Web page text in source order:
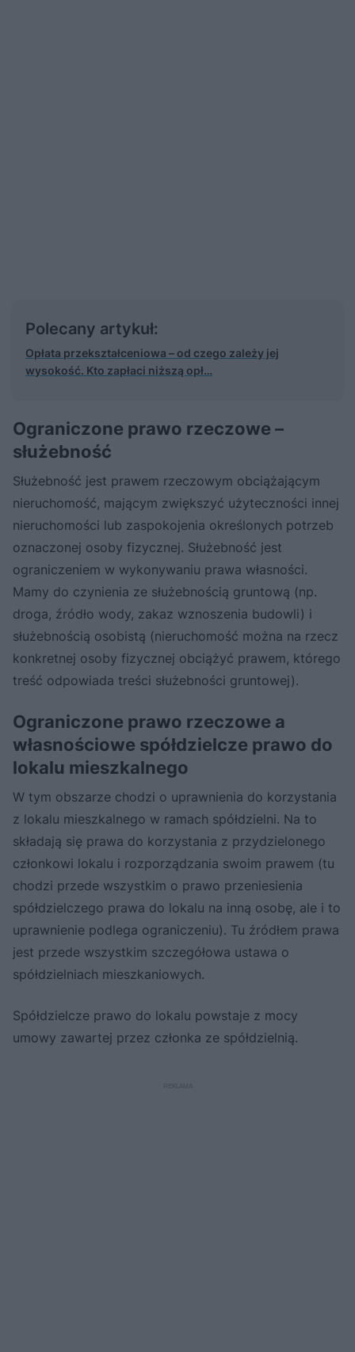
Polecany artykuł:
Opłata przekształceniowa – od czego zależy jej
wysokość. Kto zapłaci niższą opł…
Ograniczone prawo rzeczowe –
służebność
Służebność jest prawem rzeczowym obciążającym
nieruchomość, mającym zwiększyć użyteczności innej
nieruchomości lub zaspokojenia określonych potrzeb
oznaczonej osoby fizycznej. Służebność jest
ograniczeniem w wykonywaniu prawa własności.
Mamy do czynienia ze służebnością gruntową (np.
droga, źródło wody, zakaz wznoszenia budowli) i
służebnością osobistą (nieruchomość można na rzecz
konkretnej osoby fizycznej obciążyć prawem, którego
treść odpowiada treści służebności gruntowej).
Ograniczone prawo rzeczowe a
własnościowe spółdzielcze prawo do
lokalu mieszkalnego
W tym obszarze chodzi o uprawnienia do korzystania
z lokalu mieszkalnego w ramach spółdzielni. Na to
składają się prawa do korzystania z przydzielonego
członkowi lokalu i rozporządzania swoim prawem (tu
chodzi przede wszystkim o prawo przeniesienia
spółdzielczego prawa do lokalu na inną osobę, ale i to
uprawnienie podlega ograniczeniu). Tu źródłem prawa
jest przede wszystkim szczegółowa ustawa o
spółdzielniach mieszkaniowych.
Spółdzielcze prawo do lokalu powstaje z mocy
umowy zawartej przez członka ze spółdzielnią.